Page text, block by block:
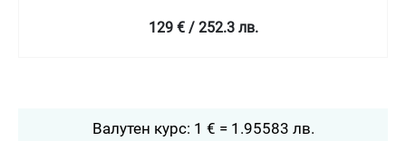
129 € / 252.3 лв.
Валутен курс: 1 € = 1.95583 лв.